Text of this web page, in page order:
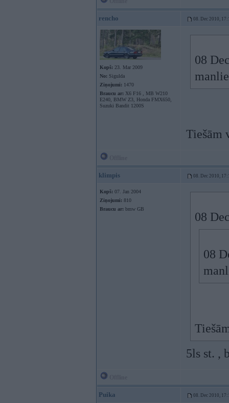
rencho 08. Dec 2010,
Kopš: 23. Mar 2009
No: Sigulda
Ziņojumi: 1470
Braucu ar: X6 F16 , MB W210
E240, BMW Z3, Honda FMX650,
Suzuki Bandit 1200S
08
Tiešām
klimpis 08. Dec 2010,
Kopš: 07. Jan 2004
Ziņojumi: 810
Braucu ar: bmw GB
08
08
5ls st. ,
Puika 08. Dec 2010,